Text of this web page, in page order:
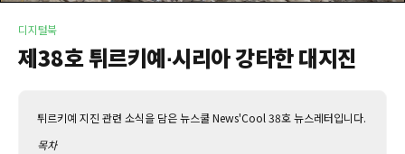
디지털북
제38호 튀르키예∙시리아 강타한 대지진
튀르키예 지진 관련 소식을 담은 뉴스쿨 News'Cool 38호 뉴스레터입니다.
목차